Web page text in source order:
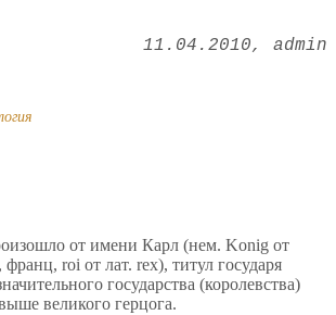
11.04.2010 admin
от имени Карл (нем. Konig от
roi от лат. rex), титул государя
государства (королевства)
великого герцога.